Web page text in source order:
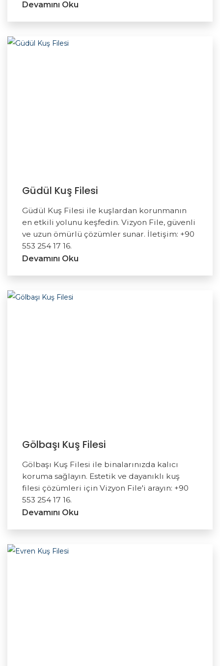
Devamını Oku
Güdül Kuş Filesi
Güdül Kuş Filesi ile kuşlardan korunmanın
en etkili yolunu keşfedin. Vizyon File, güvenli
ve uzun ömürlü çözümler sunar. İletişim: +90
553 254 17 16.
Devamını Oku
Gölbaşı Kuş Filesi
Gölbaşı Kuş Filesi ile binalarınızda kalıcı
koruma sağlayın. Estetik ve dayanıklı kuş
filesi çözümleri için Vizyon File'i arayın: +90
553 254 17 16.
Devamını Oku